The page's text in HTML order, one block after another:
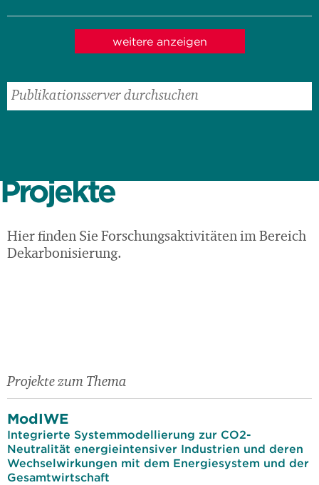
weitere anzeigen
Projekte
Hier finden Sie Forschungsaktivitäten im Bereich
Dekarbonisierung.
Projekte zum Thema
ModIWE
Integrierte Systemmodellierung zur CO2-
Neutralität energieintensiver Industrien und deren
Wechselwirkungen mit dem Energiesystem und der
Gesamtwirtschaft